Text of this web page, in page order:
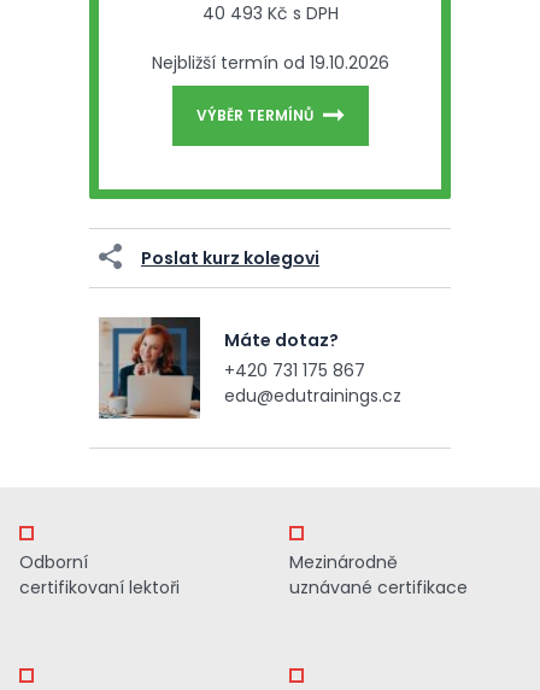
40 493 Kč s DPH
Nejbližší termín od 19.10.2026
VÝBĚR TERMÍNŮ
Poslat kurz kolegovi
Máte dotaz?
+420 731 175 867
edu@edutrainings.cz
Odborní
certifikovaní lektoři
Mezinárodně
uznávané certifikace